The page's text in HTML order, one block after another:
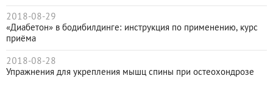
2018-08-29
«Диабетон» в бодибилдинге: инструкция по применению, курс
приёма
2018-08-28
Упражнения для укрепления мышц спины при остеохондрозе